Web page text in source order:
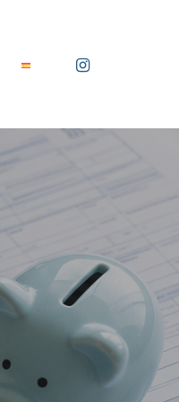
instagram